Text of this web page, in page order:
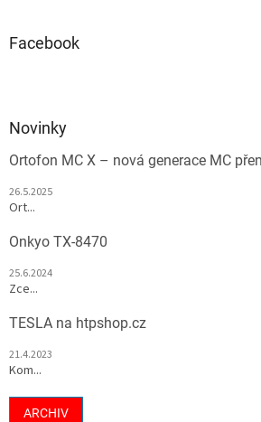
Facebook
Novinky
Ortofon MC X – nová generace MC
26.5.2025
Ort...
Onkyo TX-8470
25.6.2024
Zce...
TESLA na htpshop.cz
21.4.2023
Kom...
ARCHIV